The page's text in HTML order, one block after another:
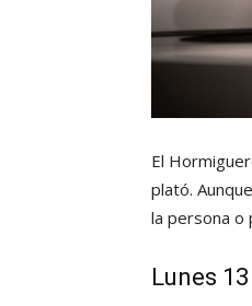
El
plató.
la persona o
Lunes